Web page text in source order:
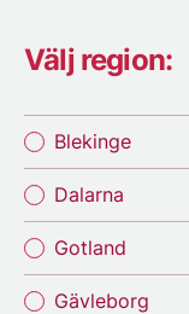
Välj region:
Blekinge
Dalarna
Gotland
Gävleborg